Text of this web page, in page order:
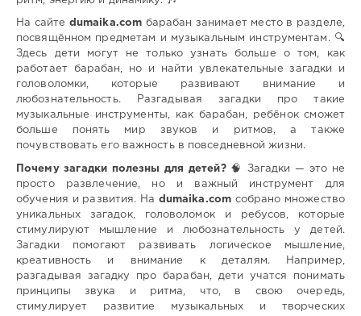
На сайте dumaika.com барабан занимает место в разделе,
посвящённом предметам и музыкальным инструментам. 🔍
Здесь дети могут не только узнать больше о том, как
работает барабан, но и найти увлекательные загадки и
головоломки, которые развивают внимание и
любознательность. Разгадывая загадки про такие
музыкальные инструменты, как барабан, ребёнок сможет
больше понять мир звуков и ритмов, а также
почувствовать его важность в повседневной жизни.
Почему загадки полезны для детей?🧠 Загадки — это не
просто развлечение, но и важный инструмент для
обучения и развития. На dumaika.comсобрано множество
уникальных загадок, головоломок и ребусов, которые
стимулируют мышление и любознательность у детей.
Загадки помогают развивать логическое мышление,
креативность и внимание к деталям. Например,
разгадывая загадку про барабан, дети учатся понимать
принципы звука и ритма, что, в свою очередь,
стимулирует развитие музыкальных и творческих